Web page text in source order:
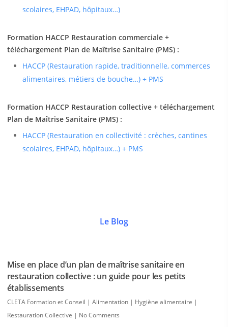
scolaires, EHPAD, hôpitaux…)
Formation HACCP Restauration commerciale +
téléchargement Plan de Maîtrise Sanitaire (PMS) :
HACCP (Restauration rapide, traditionnelle, commerces
alimentaires, métiers de bouche…) + PMS
Formation HACCP Restauration collective + téléchargement
Plan de Maîtrise Sanitaire (PMS) :
HACCP (Restauration en collectivité : crèches, cantines
scolaires, EHPAD, hôpitaux…) + PMS
Le Blog
Mise en place d’un plan de maîtrise sanitaire en
restauration collective : un guide pour les petits
établissements
CLETA Formation et Conseil | Alimentation | Hygiène alimentaire |
Restauration Collective | No Comments